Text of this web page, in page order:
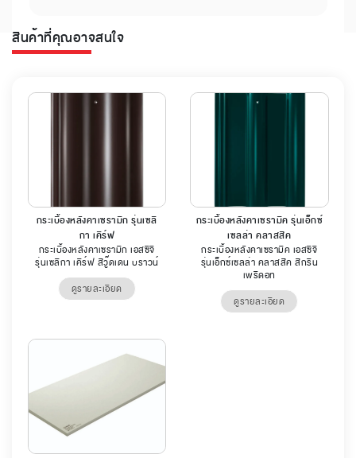
สินค้าที่คุณอาจสนใจ
กระเบื้องหลังคาเซรามิก รุ่นเซลิ
กา เคิร์ฟ
กระเบื้องหลังคาเซรามิก เอสซีจี
รุ่นเซลิกา เคิร์ฟ สีวู๊ดเดน บราวน์
ดูรายละเอียด
กระเบื้องหลังคาเซรามิค รุ่นเอ็กซ์
เซลล่า คลาสสิค
กระเบื้องหลังคาเซรามิค เอสซีจี
รุ่นเอ็กซ์เซลล่า คลาสสิค สีกรีน
เพริดอท
ดูรายละเอียด